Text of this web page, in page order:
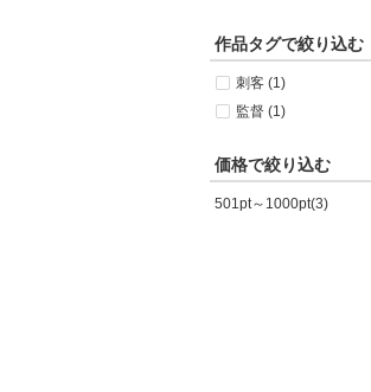
作品タグで絞り込む
刺客 (1)
監督 (1)
価格で絞り込む
501pt～1000pt(3)